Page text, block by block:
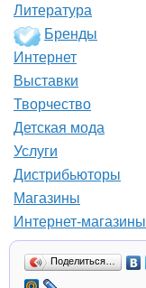
Литература
Бренды
Интернет
Выставки
Творчество
Детская мода
Услуги
Дистрибьюторы
Магазины
Интернет-магазины
Поделиться…